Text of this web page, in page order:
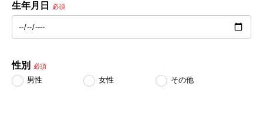
生年月日 必須
性別 必須
男性 女性 その他